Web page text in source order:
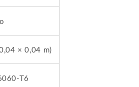
× 0,04 m)
T6